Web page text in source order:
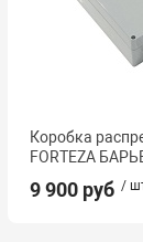
Коробка
FORTEZA
9 900 руб /